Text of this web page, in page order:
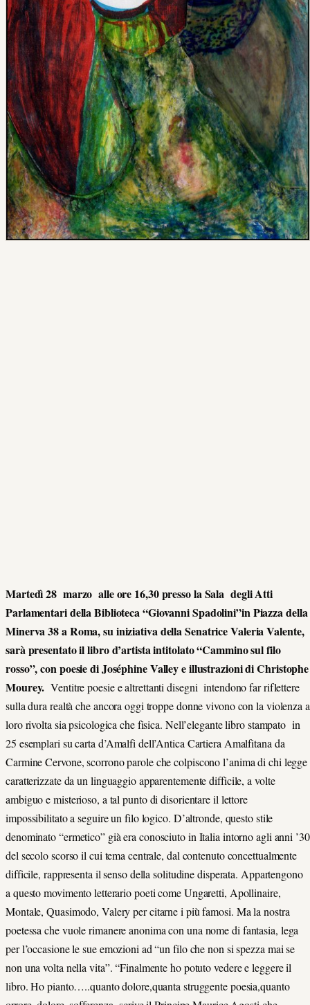
Martedì 28 marzo alle ore 16,30 presso la Sala degli Atti
Parlamentari della Biblioteca “Giovanni Spadolini”in Piazza della
Minerva 38 a Roma, su iniziativa della Senatrice Valeria Valente,
sarà presentato il libro d’artista intitolato “Cammino sul filo
rosso”, con poesie di Joséphine Valley e illustrazioni di Christophe
Mourey. Ventitre poesie e altrettanti disegni intendono far riflettere
sulla dura realtà che ancora oggi troppe donne vivono con la violenza a
loro rivolta sia psicologica che fisica. Nell’elegante libro stampato in
25 esemplari su carta d’Amalfi dell’Antica Cartiera Amalfitana da
Carmine Cervone, scorrono parole che colpiscono l’anima di chi legge
caratterizzate da un linguaggio apparentemente difficile, a volte
ambiguo e misterioso, a tal punto di disorientare il lettore
impossibilitato a seguire un filo logico. D’altronde, questo stile
denominato “ermetico” già era conosciuto in Italia intorno agli anni ’30
del secolo scorso il cui tema centrale, dal contenuto concettualmente
difficile, rappresenta il senso della solitudine disperata. Appartengono
a questo movimento letterario poeti come Ungaretti, Apollinaire,
Montale, Quasimodo, Valery per citarne i più famosi. Ma la nostra
poetessa che vuole rimanere anonima con una nome di fantasia, lega
per l’occasione le sue emozioni ad “un filo che non si spezza mai se
non una volta nella vita”. “Finalmente ho potuto vedere e leggere il
libro. Ho pianto…..quanto dolore,quanta struggente poesia,quanto